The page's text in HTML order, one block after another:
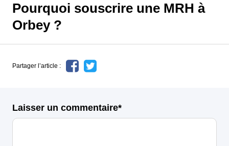
Pourquoi souscrire une MRH à
Orbey ?
Partager l’article :
Laisser un commentaire*